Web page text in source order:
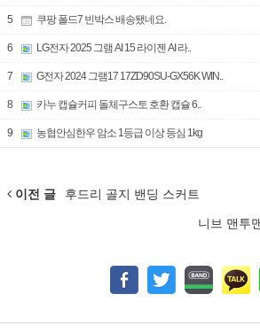
5 쿠팡 폴드7 빈박스 배송됐네요.
6 LG전자 2025 그램 AI 15 라이젠 AI 라..
7 G전자 2024 그램17 17ZD90SU-GX56K WIN..
8 카누 캡슐커피 돌체구스토 호환 캡슐 6..
9 농협안심한우 암소 1등급 이상 등심 1kg
이전 글 후드리 골지 밴딩 스커트
니브 맨투